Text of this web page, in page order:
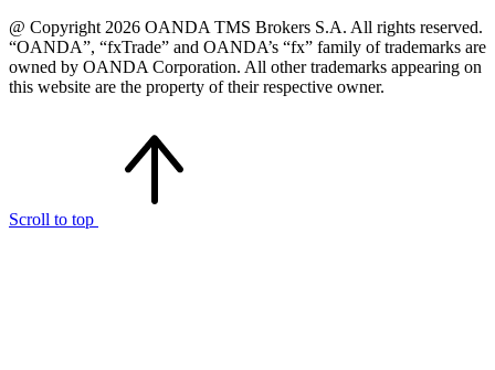
@ Copyright 2026 OANDA TMS Brokers S.A. All rights reserved.
“OANDA”, “fxTrade” and OANDA’s “fx” family of trademarks are
owned by OANDA Corporation. All other trademarks appearing on
this website are the property of their respective owner.
Scroll to top